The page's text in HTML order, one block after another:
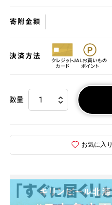
寄附金額
決済方法
数量
お気に入り